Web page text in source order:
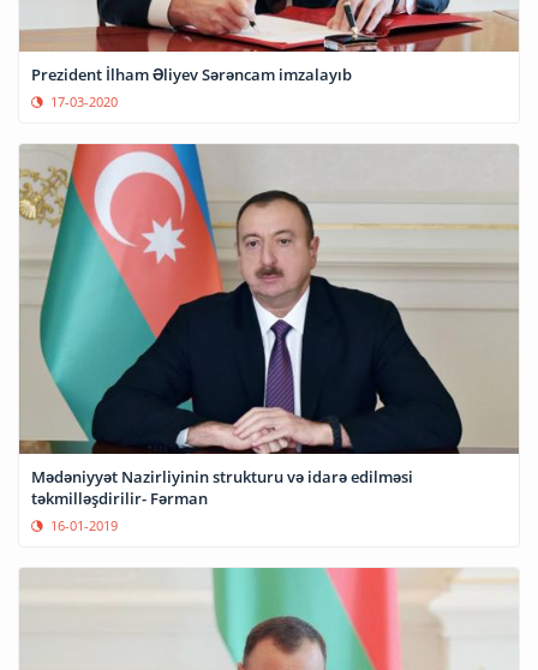
Prezident İlham Əliyev Sərəncam imzalayıb
17-03-2020
Mədəniyyət Nazirliyinin strukturu və idarə edilməsi
təkmilləşdirilir- Fərman
16-01-2019